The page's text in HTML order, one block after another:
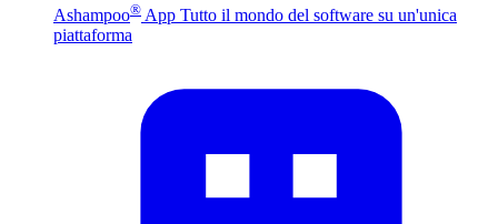
Ashampoo® App Tutto il mondo del software su un'unica
piattaforma